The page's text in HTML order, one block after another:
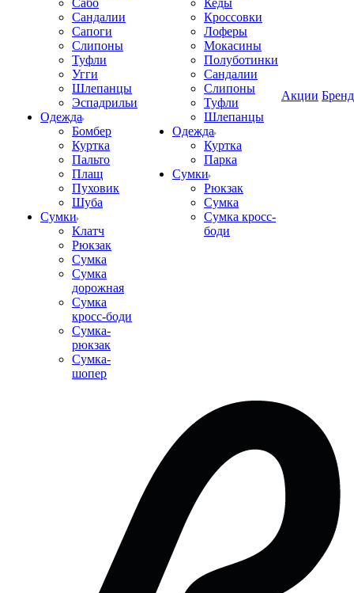
Сабо
Сандалии
Сапоги
Слипоны
Туфли
Угги
Шлепанцы
Эспадрильи
Одежда
Бомбер
Куртка
Пальто
Плащ
Пуховик
Шуба
Сумки
Клатч
Рюкзак
Сумка
Сумка
дорожная
Сумка
кросс-боди
Сумка-
рюкзак
Сумка-
шопер
Кеды
Кроссовки
Лоферы
Мокасины
Полуботинки
Сандалии
Слипоны
Туфли
Шлепанцы
Одежда
Куртка
Парка
Сумки
Рюкзак
Сумка
Сумка кросс-
боди
Акции